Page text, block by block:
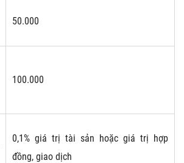
50.000
100.000
0,1% giá trị tài sản hoặc giá trị hợp
đồng, giao dịch